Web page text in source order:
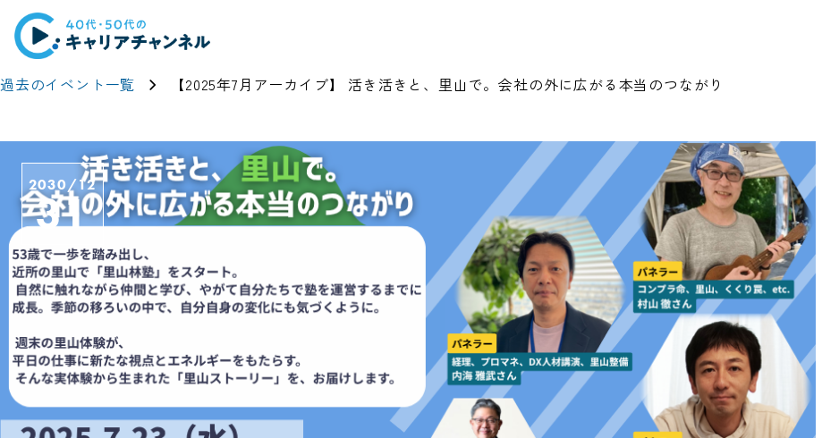
過去のイベント一覧 【2025年7月アーカイブ】 活き活きと、里山で。会社の外に広がる本当のつながり
2030/12
31